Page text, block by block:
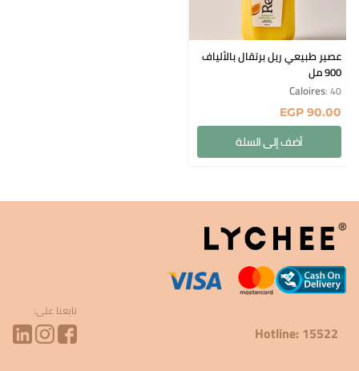
عصير طبيعي ريل برتقال بالألياف
900 مل
EGP 90.00
أضف إلى السلة
Caloires: 40
Hotline: 15522
تابعنا على: